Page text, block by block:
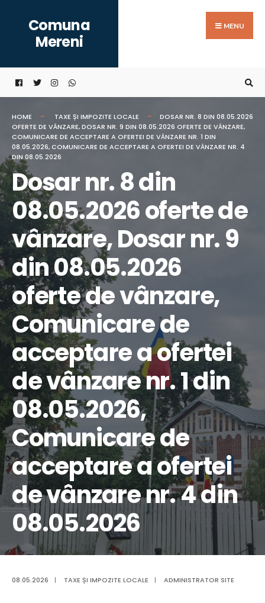
content
Comuna
Mereni
MENU
HOME TAXE ȘI IMPOZITE LOCALE
DOSAR NR. 8 DIN 08.05.2026
OFERTE DE VÂNZARE, DOSAR NR. 9 DIN 08.05.2026 OFERTE DE VÂNZARE,
COMUNICARE DE ACCEPTARE A OFERTEI DE VÂNZARE NR. 1 DIN
08.05.2026, COMUNICARE DE ACCEPTARE A OFERTEI DE VÂNZARE NR. 4
DIN 08.05.2026
Dosar nr. 8 din
08.05.2026 oferte de
vânzare, Dosar nr. 9
din 08.05.2026
oferte de vânzare,
Comunicare de
acceptare a ofertei
de vânzare nr. 1 din
08.05.2026,
Comunicare de
acceptare a ofertei
de vânzare nr. 4 din
08.05.2026
08.05.2026 | TAXE ȘI IMPOZITE LOCALE | ADMINISTRATOR SITE
for: